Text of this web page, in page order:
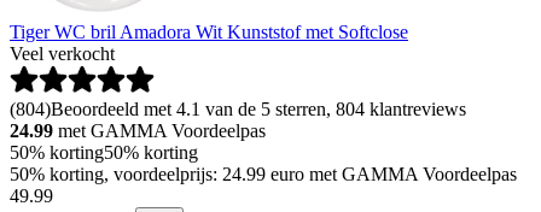
Tiger WC bril Amadora Wit Kunststof met Softclose
Veel verkocht
(804)Beoordeeld met 4.1 van de 5 sterren, 804 klantreviews
24.99 met GAMMA Voordeelpas
50% korting50% korting
50% korting, voordeelprijs: 24.99 euro met GAMMA Voordeelpas
49.99